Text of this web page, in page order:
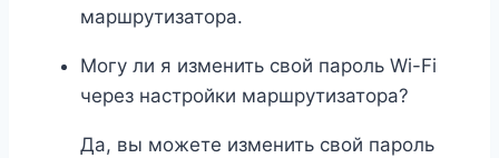
маршрутизатора.
Могу ли я изменить свой пароль Wi-Fi
через настройки маршрутизатора?
Да, вы можете изменить свой пароль